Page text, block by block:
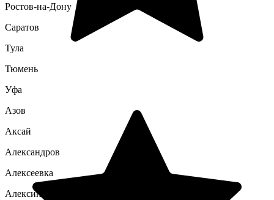
Ростов-на-Дону
Саратов
Тула
Тюмень
Уфа
Азов
Аксай
Александров
Алексеевка
Алексин